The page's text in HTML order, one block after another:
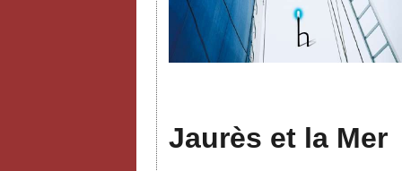
Jaurès et la Mer